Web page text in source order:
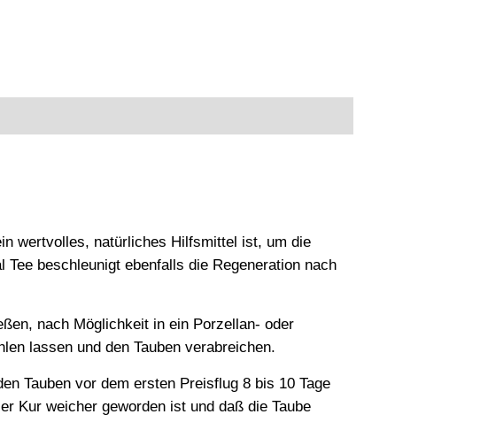
wertvolles, natürliches Hilfsmittel ist, um die
beschleunigt ebenfalls die Regeneration nach
nach Möglichkeit in ein Porzellan- oder
lassen und den Tauben verabreichen.
Tauben vor dem ersten Preisflug 8 bis 10 Tage
Kur weicher geworden ist und daß die Taube